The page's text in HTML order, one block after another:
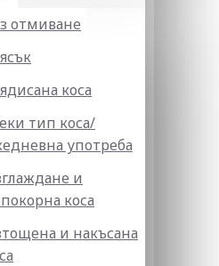
отмиване
коса
тип коса/
употреба
и
коса
и накъсана